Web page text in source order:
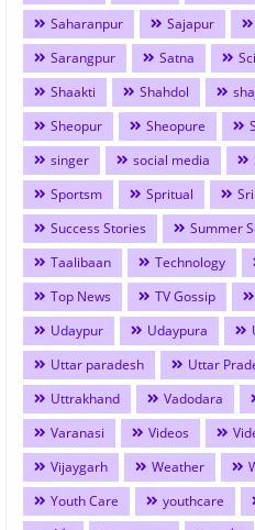
Saharanpur
Sajapur
Sarangpur
Satna
Shaakti
Shahdol
Sheopur
Sheopure
singer
social media
Sportsm
Spritual
Success Stories
Summer
Taalibaan
Technology
Top News
TV Gossip
Udaypur
Udaypura
Uttar paradesh
Uttar
Uttrakhand
Vadodara
Varanasi
Videos
Vijaygarh
Weather
Youth Care
youthcare